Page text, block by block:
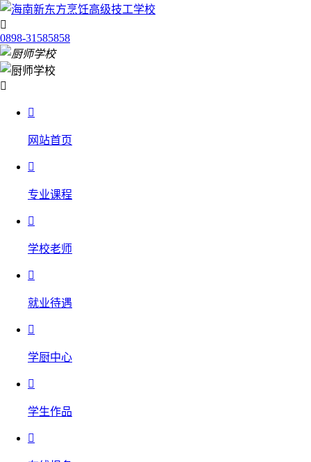

0898-31585858


网站首页

专业课程

学校老师

就业待遇

学厨中心

学生作品
